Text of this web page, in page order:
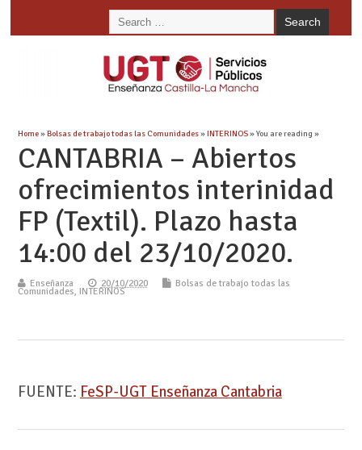
Home»Bolsas de trabajo todas las Comunidades»INTERINOS» You are reading »
CANTABRIA – Abiertos
ofrecimientos interinidad
FP (Textil). Plazo hasta
14:00 del 23/10/2020.
Enseñanza 20/10/2020 Bolsas de trabajo todas las
Comunidades, INTERINOS
FUENTE: FeSP-UGT Enseñanza Cantabria